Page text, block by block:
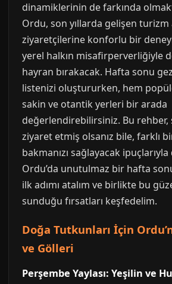
dinamiklerinin de farkında
Ordu, son yıllarda gelişen turizm
ziyaretçilerine konforlu bir
yerel halkın misafirperverliğiyle
hayran bırakacak. Hafta sonu
listenizi oluştururken, hem
sakin ve otantik yerleri bir arada
değerlendirebilirsiniz. Bu rehber,
ziyaret etmiş olsanız bile, farklı
bakmanızı sağlayacak
Ordu’da unutulmaz bir hafta
ilk adımı atalım ve birlikte bu
sunduğu fırsatları keşfedelim.
Doğa Tutkunları İçin
ve Gölleri
Perşembe Yaylası: Yeşilin ve